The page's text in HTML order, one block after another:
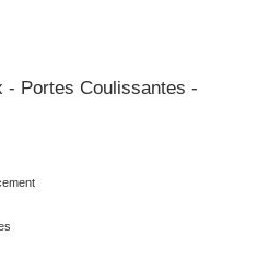
- Portes Coulissantes -